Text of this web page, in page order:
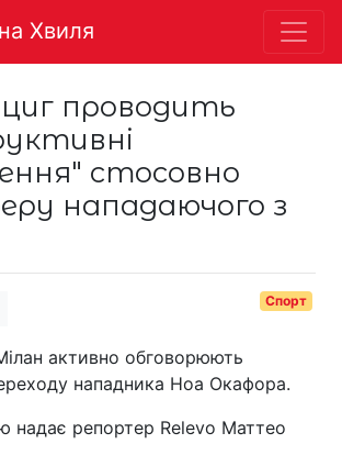
Хвиля
проводить
стосовно
нападаючого з
Спорт
активно обговорюють
нападника Ноа Окафора.
надає репортер Relevo Маттео